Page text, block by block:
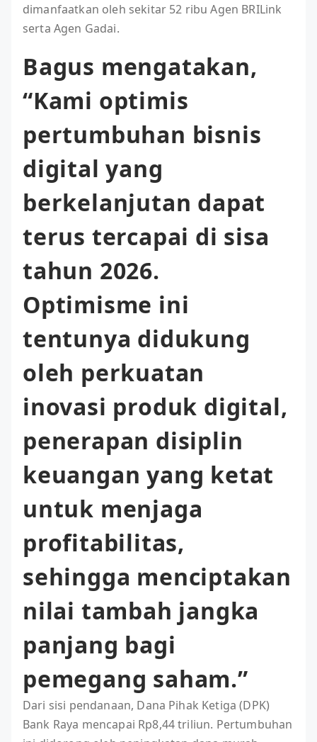
dimanfaatkan oleh sekitar 52 ribu Agen BRILink
serta Agen Gadai.
Bagus mengatakan,
“Kami optimis
pertumbuhan bisnis
digital yang
berkelanjutan dapat
terus tercapai di sisa
tahun 2026.
Optimisme ini
tentunya didukung
oleh perkuatan
inovasi produk digital,
penerapan disiplin
keuangan yang ketat
untuk menjaga
profitabilitas,
sehingga menciptakan
nilai tambah jangka
panjang bagi
pemegang saham.”
Dari sisi pendanaan, Dana Pihak Ketiga (DPK)
Bank Raya mencapai Rp8,44 triliun. Pertumbuhan